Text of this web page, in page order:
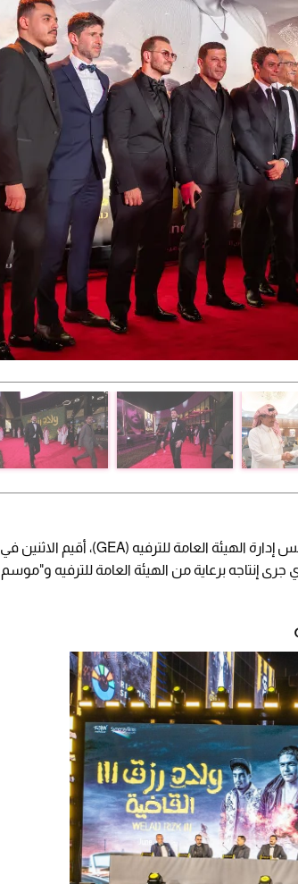
بحضور المستشار تركي بن عبدالمحسن آل الشيخ رئيس مجلس إدارة الهيئة العامة للترفيه (GEA)، أقيم الاثنين في
سيتي العرض الأول لفيلم "ولاد رزق 3"، الذي جرى إنتاجه برعاية من الهيئة العامة للترفيه و"موسم